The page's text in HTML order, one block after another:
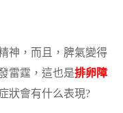
神，而且，脾氣變得
雷霆，這也是排卵障
狀會有什么表現?